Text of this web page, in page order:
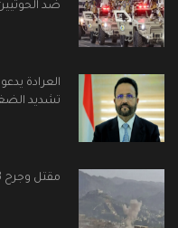
ضد
العرادة
تشديد
مقتل وجرح 3 حوثيين في اشتباكات غرب تعز